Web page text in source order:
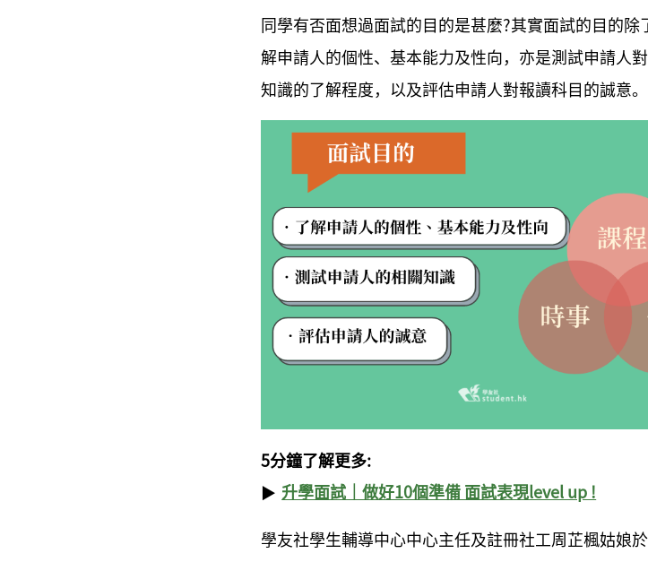
同學有否面想過面試的目的是甚麼?其實面試的目的除
解申請人的個性、基本能力及性向，亦是測試申請人
知識的了解程度，以及評估申請人對報讀科目的誠意。
5分鐘了解更多:
▶ ​升學面試｜做好10個準備 面試表現level up !
學友社學生輔導中心中心主任及註冊社工周芷楓姑娘於